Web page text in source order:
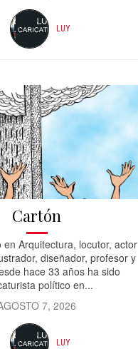
LUY
Cartón
en Arquitectura, locutor, actor
diseñador, profesor y
hace 33 años ha sido
político en...
7, 2026
LUY